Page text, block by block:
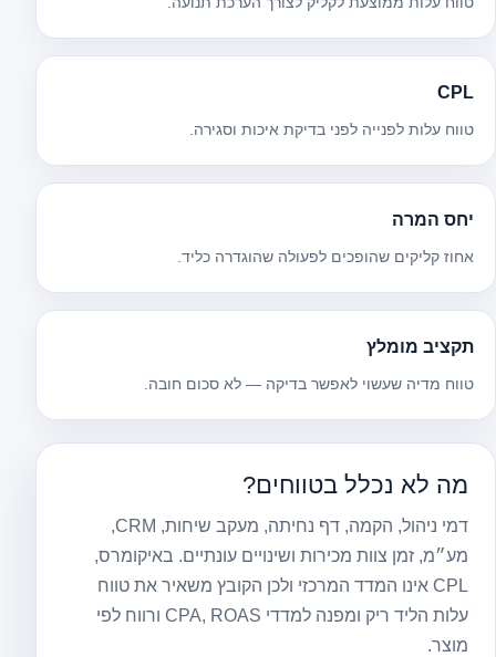
CPL
טווח עלות לפנייה לפני בדיקת איכות וסגירה.
יחס המרה
אחוז קליקים שהופכים לפעולה שהוגדרה כליד.
תקציב מומלץ
טווח מדיה שעשוי לאפשר בדיקה — לא סכום חובה.
מה לא נכלל בטווחים?
דמי ניהול, הקמה, דף נחיתה, מעקב שיחות, CRM,
מע״מ, זמן צוות מכירות ושינויים עונתיים. באיקומרס,
CPL אינו המדד המרכזי ולכן הקובץ משאיר את טווח
עלות הליד ריק ומפנה למדדי CPA, ROAS ורווח לפי
מוצר.